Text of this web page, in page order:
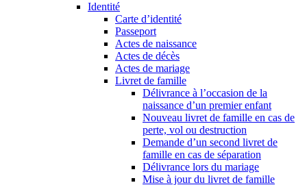
Identité
Carte d’identité
Passeport
Actes de naissance
Actes de décès
Actes de mariage
Livret de famille
Délivrance à l’occasion de la
naissance d’un premier enfant
Nouveau livret de famille en cas de
perte, vol ou destruction
Demande d’un second livret de
famille en cas de séparation
Délivrance lors du mariage
Mise à jour du livret de famille